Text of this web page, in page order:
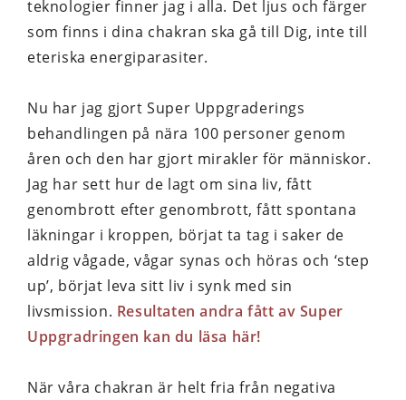
teknologier finner jag i alla. Det ljus och färger
som finns i dina chakran ska gå till Dig, inte till
eteriska energiparasiter.
Nu har jag gjort Super Uppgraderings
behandlingen på nära 100 personer genom
åren och den har gjort mirakler för människor.
Jag har sett hur de lagt om sina liv, fått
genombrott efter genombrott, fått spontana
läkningar i kroppen, börjat ta tag i saker de
aldrig vågade, vågar synas och höras och ‘step
up’, börjat leva sitt liv i synk med sin
livsmission. Resultaten andra fått av Super
Uppgradringen kan du läsa här!
När våra chakran är helt fria från negativa